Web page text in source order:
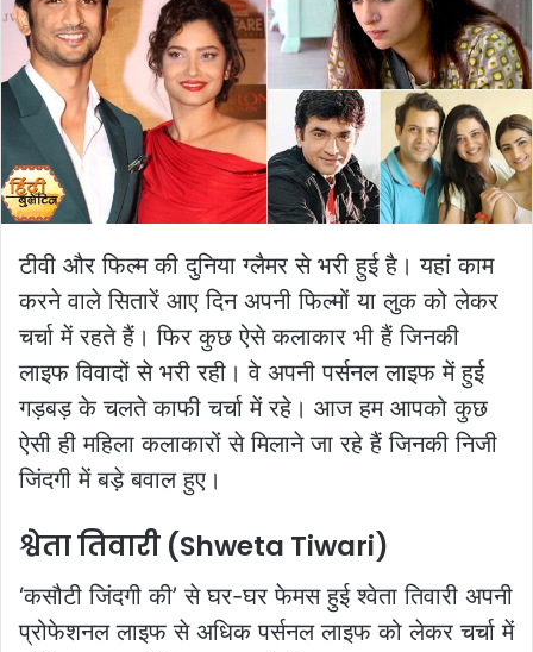
टीवी और फिल्म की दुनिया ग्लैमर से भरी हुई है। यहां काम
करने वाले सितारें आए दिन अपनी फिल्मों या लुक को लेकर
चर्चा में रहते हैं। फिर कुछ ऐसे कलाकार भी हैं जिनकी
लाइफ विवादों से भरी रही। वे अपनी पर्सनल लाइफ में हुई
गड़बड़ के चलते काफी चर्चा में रहे। आज हम आपको कुछ
ऐसी ही महिला कलाकारों से मिलाने जा रहे हैं जिनकी निजी
जिंदगी में बड़े बवाल हुए।
श्वेता तिवारी (Shweta Tiwari)
‘कसौटी जिंदगी की’ से घर-घर फेमस हुई श्वेता तिवारी अपनी
प्रोफेशनल लाइफ से अधिक पर्सनल लाइफ को लेकर चर्चा में